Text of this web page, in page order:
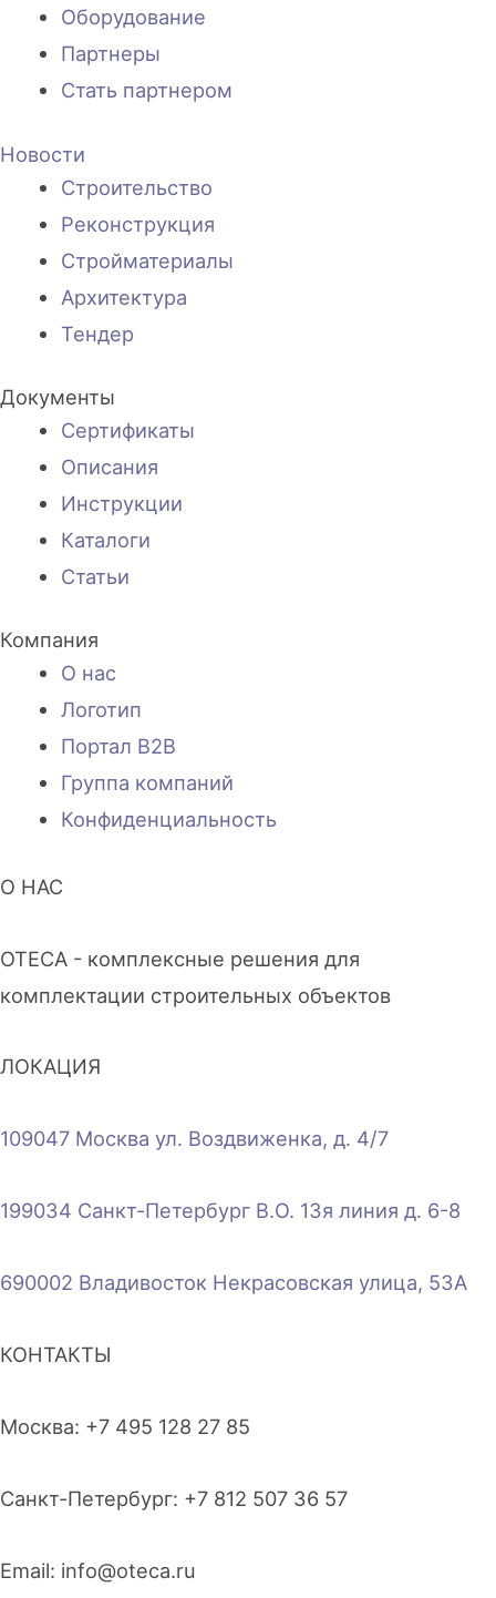
Оборудование
Партнеры
Стать партнером
Новости
Строительство
Реконструкция
Стройматериалы
Архитектура
Тендер
Документы
Сертификаты
Описания
Инструкции
Каталоги
Статьи
Компания
О нас
Логотип
Портал B2B
Группа компаний
Конфиденциальность
О НАС
OTECA - комплексные решения для
комплектации строительных объектов
ЛОКАЦИЯ
109047 Москва ул. Воздвиженка, д. 4/7
199034 Санкт-Петербург В.О. 13я линия д. 6-8
690002 Владивосток Некрасовская улица, 53А
КОНТАКТЫ
Москва: +7 495 128 27 85
Санкт-Петербург: +7 812 507 36 57
Email: info@oteca.ru